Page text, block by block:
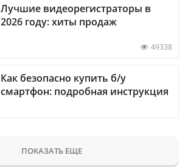
Лучшие видеорегистраторы в
2026 году: хиты продаж
49338
Как безопасно купить б/у
смартфон: подробная инструкция
ПОКАЗАТЬ ЕЩЕ